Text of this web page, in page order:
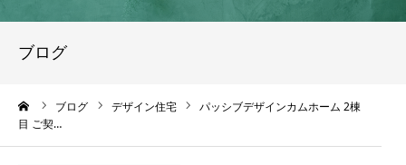
ブログ
ブログ デザイン住宅
パッシブデザインカムホーム 2棟
目 ご契…NEWS